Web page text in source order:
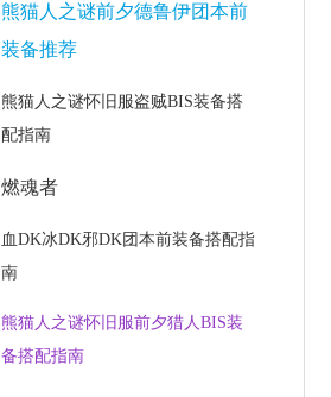
熊猫人之谜前夕德鲁伊团本前
装备推荐
熊猫人之谜怀旧服盗贼BIS装备搭
配指南
燃魂者
血DK冰DK邪DK团本前装备搭配指
南
熊猫人之谜怀旧服前夕猎人BIS装
备搭配指南